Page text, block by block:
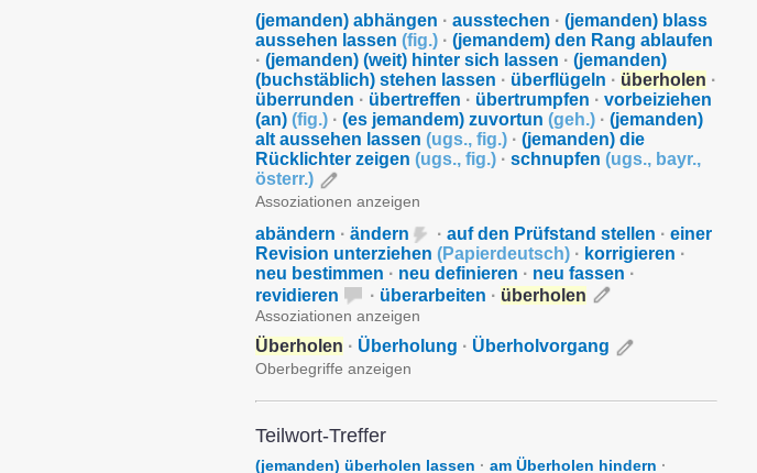
(jemanden) abhängen · ausstechen · (jemanden) blass
aussehen lassen (fig.) · (jemandem) den Rang ablaufen
· (jemanden) (weit) hinter sich lassen · (jemanden)
(buchstäblich) stehen lassen · überflügeln · überholen ·
überrunden · übertreffen · übertrumpfen · vorbeiziehen
(an) (fig.) · (es jemandem) zuvortun (geh.) · (jemanden)
alt aussehen lassen (ugs., fig.) · (jemanden) die
Rücklichter zeigen (ugs., fig.) · schnupfen (ugs., bayr.,
österr.)
Assoziationen anzeigen
abändern · ändern · auf den Prüfstand stellen · einer
Revision unterziehen (Papierdeutsch) · korrigieren ·
neu bestimmen · neu definieren · neu fassen ·
revidieren
· überarbeiten · überholen
Assoziationen anzeigen
Überholen · Überholung · Überholvorgang
Oberbegriffe anzeigen
Teilwort-Treffer
(jemanden) überholen lassen · am Überholen hindern ·